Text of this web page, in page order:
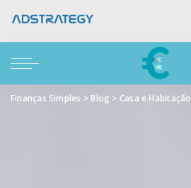
Finanças Simples > Blog > Casa e Habitação